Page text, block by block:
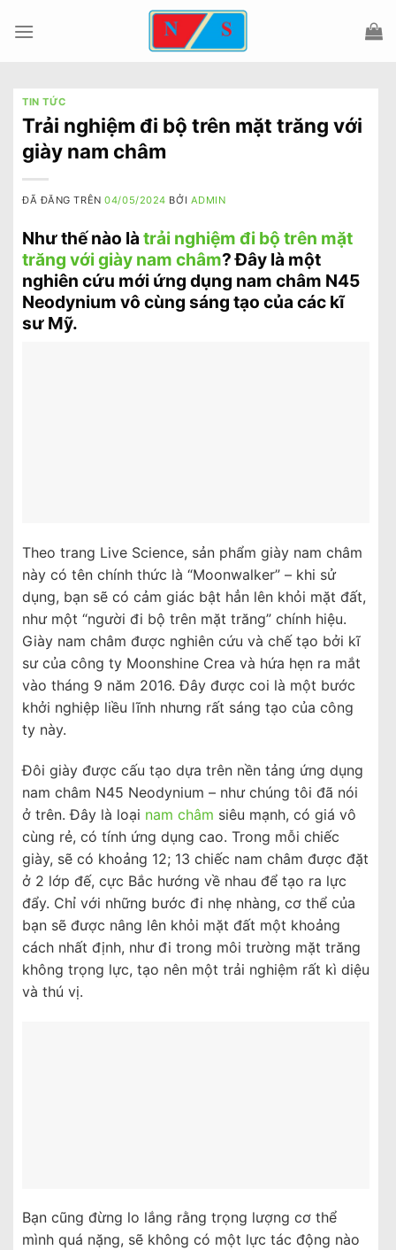
đến
TIN TỨC
Trải nghiệm đi bộ trên mặt trăng với
giày nam châm
ĐÃ ĐĂNG TRÊN04/05/2024 BỞI ADMIN
Như thế nào là trải nghiệm đi bộ trên mặt
trăng với giày nam châm? Đây là một
nghiên cứu mới ứng dụng nam châm N45
Neodynium vô cùng sáng tạo của các kĩ
sư Mỹ.
Theo trang Live Science, sản phẩm giày nam châm
này có tên chính thức là “Moonwalker” – khi sử
dụng, bạn sẽ có cảm giác bật hẳn lên khỏi mặt đất,
như một “người đi bộ trên mặt trăng” chính hiệu.
Giày nam châm được nghiên cứu và chế tạo bởi kĩ
sư của công ty Moonshine Crea và hứa hẹn ra mắt
vào tháng 9 năm 2016. Đây được coi là một bước
khởi nghiệp liều lĩnh nhưng rất sáng tạo của công
ty này.
Đôi giày được cấu tạo dựa trên nền tảng ứng dụng
nam châm N45 Neodynium – như chúng tôi đã nói
ở trên. Đây là loại nam châm siêu mạnh, có giá vô
cùng rẻ, có tính ứng dụng cao. Trong mỗi chiếc
giày, sẽ có khoảng 12; 13 chiếc nam châm được đặt
ở 2 lớp đế, cực Bắc hướng về nhau để tạo ra lực
đẩy. Chỉ với những bước đi nhẹ nhàng, cơ thể của
bạn sẽ được nâng lên khỏi mặt đất một khoảng
cách nhất định, như đi trong môi trường mặt trăng
không trọng lực, tạo nên một trải nghiệm rất kì diệu
và thú vị.
Bạn cũng đừng lo lắng rằng trọng lượng cơ thể
mình quá nặng, sẽ không có một lực tác động nào